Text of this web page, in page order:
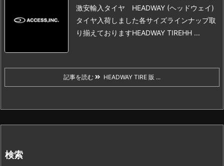
激安輸入タイヤ HEADWAY (ヘッドウェイ)
タイヤ 入荷しました各サイズラインナップ取
り揃えておりますHEADWAY TIREHH ...
記事を読む HEADWAY TIRE 販 ...
検索